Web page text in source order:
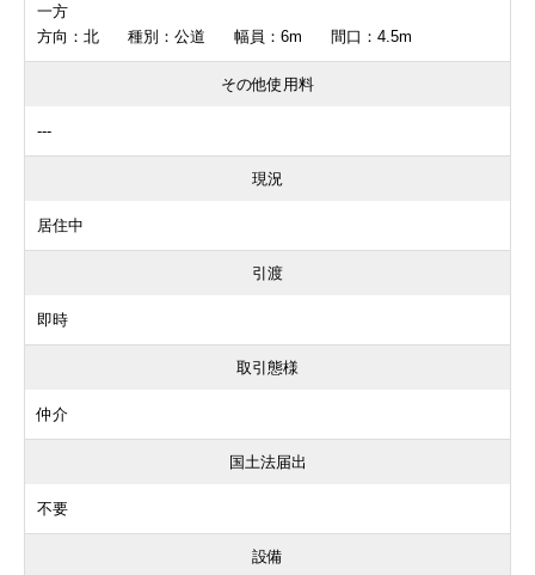
一方
方向：北 種別：公道 幅員：6m 間口：4.5m
その他使用料
---
現況
居住中
引渡
即時
取引態様
仲介
国土法届出
不要
設備